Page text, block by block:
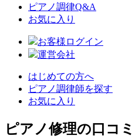
ピアノ調律Q&A
お気に入り
お客様ログイン
運営会社
はじめての方へ
ピアノ調律師を探す
お気に入り
ピアノ修理の口コ